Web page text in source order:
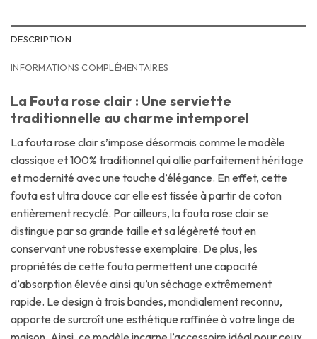
DESCRIPTION
INFORMATIONS COMPLÉMENTAIRES
La Fouta rose clair : Une serviette
traditionnelle au charme intemporel
La fouta rose clair s’impose désormais comme le modèle
classique et 100% traditionnel qui allie parfaitement héritage
et modernité avec une touche d’élégance. En effet, cette
fouta est ultra douce car elle est tissée à partir de coton
entièrement recyclé. Par ailleurs, la fouta rose clair se
distingue par sa grande taille et sa légèreté tout en
conservant une robustesse exemplaire. De plus, les
propriétés de cette fouta permettent une capacité
d’absorption élevée ainsi qu’un séchage extrêmement
rapide. Le design à trois bandes, mondialement reconnu,
apporte de surcroît une esthétique raffinée à votre linge de